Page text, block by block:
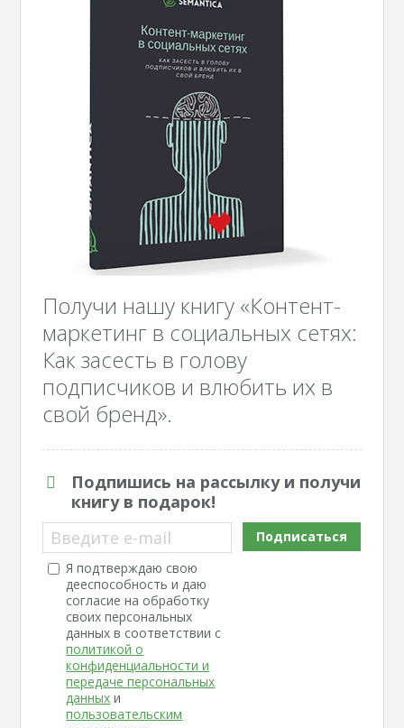
Получи нашу книгу «Контент-
маркетинг в социальных сетях:
Как засесть в голову
подписчиков и влюбить их в
свой бренд».
Подпишись на рассылку и получи
книгу в подарок!
Введите e-mail
Я подтверждаю свою
дееспособность и даю
согласие на обработку
своих персональных
данных в соответствии с
политикой о
конфиденциальности и
передаче персональных
данных и
пользовательским
Подписаться